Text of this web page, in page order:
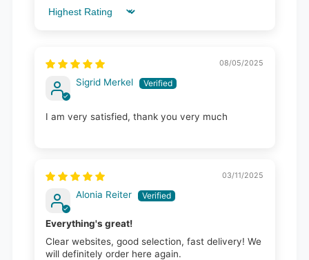
Sort by
08/05/2025
Sigrid Merkel
I am very satisfied, thank you very much
03/11/2025
Alonia Reiter
Everything's great!
Clear websites, good selection, fast delivery! We
will definitely order here again.